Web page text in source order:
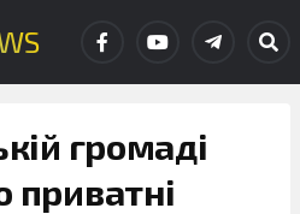
громаді